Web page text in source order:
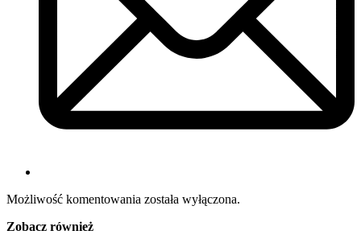
Możliwość komentowania została wyłączona.
Zobacz również